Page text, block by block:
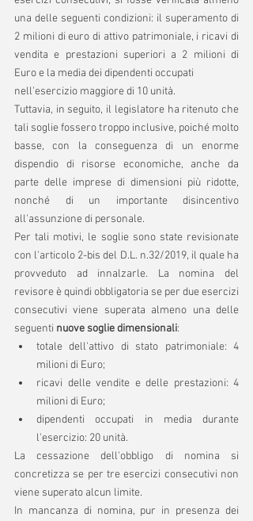
una delle seguenti condizioni: il superamento di
2 milioni di euro di attivo patrimoniale, i ricavi di
vendita e prestazioni superiori a 2 milioni di
Euro e la media dei dipendenti occupati
nell'esercizio maggiore di 10 unità.
Tuttavia, in seguito, il legislatore ha ritenuto che
tali soglie fossero troppo inclusive, poiché molto
basse, con la conseguenza di un enorme
dispendio di risorse economiche, anche da
parte delle imprese di dimensioni più ridotte,
nonché di un importante disincentivo
all'assunzione di personale.
Per tali motivi, le soglie sono state revisionate
con l'articolo 2-bis del D.L. n.32/2019, il quale ha
provveduto ad innalzarle. La nomina del
revisore è quindi obbligatoria se per due esercizi
consecutivi viene superata almeno una delle
seguenti nuove soglie dimensionali:
totale dell'attivo di stato patrimoniale: 4
milioni di Euro;
ricavi delle vendite e delle prestazioni: 4
milioni di Euro;
dipendenti occupati in media durante
l'esercizio: 20 unità.
La cessazione dell'obbligo di nomina si
concretizza se per tre esercizi consecutivi non
viene superato alcun limite.
In mancanza di nomina, pur in presenza dei